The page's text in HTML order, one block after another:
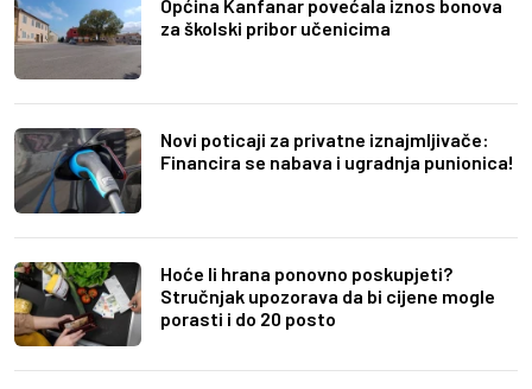
Općina Kanfanar povećala iznos bonova
za školski pribor učenicima
Novi poticaji za privatne iznajmljivače:
Financira se nabava i ugradnja punionica!
Hoće li hrana ponovno poskupjeti?
Stručnjak upozorava da bi cijene mogle
porasti i do 20 posto